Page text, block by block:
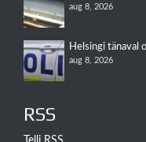
aug 8, 2026
Helsingi tänaval
aug 8, 2026
RSS